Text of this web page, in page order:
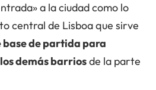
a la ciudad como lo
central de Lisboa que sirve
base de partida para
demás barriosde la parte